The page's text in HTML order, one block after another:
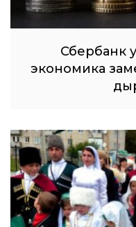
Сбербанк
экономика